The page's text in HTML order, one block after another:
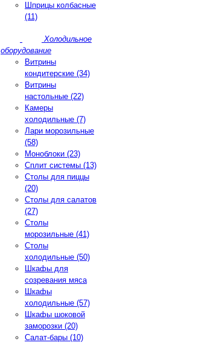
Шприцы колбасные
(11)
Холодильное
оборудование
Витрины
кондитерские (34)
Витрины
настольные (22)
Камеры
холодильные (7)
Лари морозильные
(58)
Моноблоки (23)
Сплит системы (13)
Столы для пиццы
(20)
Столы для салатов
(27)
Столы
морозильные (41)
Столы
холодильные (50)
Шкафы для
созревания мяса
Шкафы
холодильные (57)
Шкафы шоковой
заморозки (20)
Салат-бары (10)